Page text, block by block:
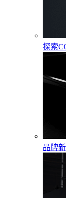
探索
品牌